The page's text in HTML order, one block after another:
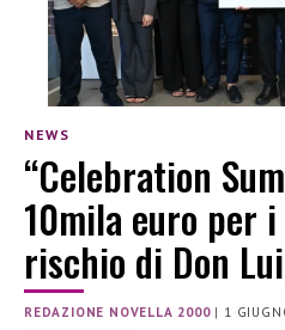
NEWS
“Celebration
10mila euro per
rischio di Don
REDAZIONE NOVELLA 2000| 1